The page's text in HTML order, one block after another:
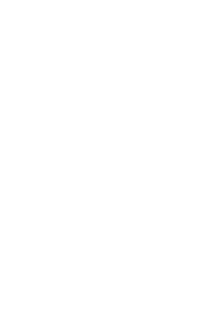
& stempels